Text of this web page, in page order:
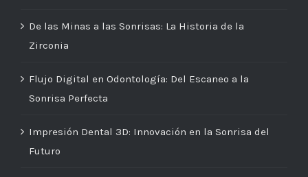
De las Minas a las Sonrisas: La Historia de la
Zirconia
Flujo Digital en Odontología: Del Escaneo a la
Sonrisa Perfecta
Impresión Dental 3D: Innovación en la Sonrisa del
Futuro